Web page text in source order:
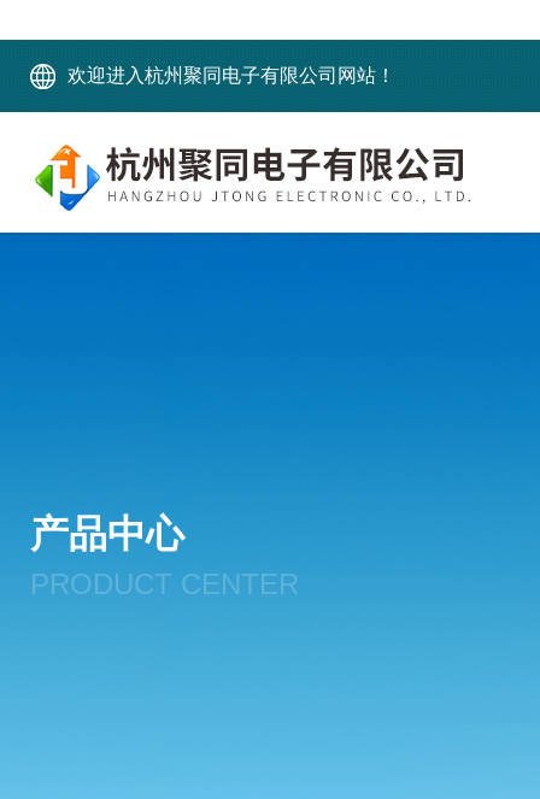
欢迎进入杭州聚同电子有限公司网站！
产品中心
PRODUCT CENTER